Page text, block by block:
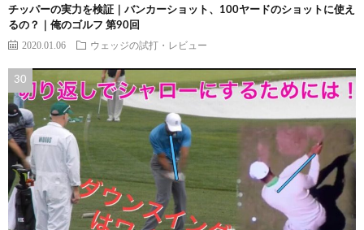
チッパーの実力を検証｜バンカーショット、100ヤードのショットに使え
るの？｜俺のゴルフ 第90回
2020.01.06 ウェッジの試打・レビュー